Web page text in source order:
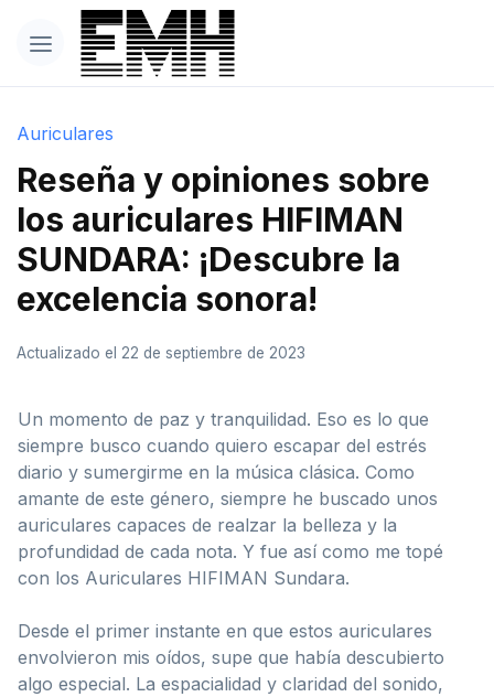
Auriculares
Reseña y opiniones sobre
los auriculares HIFIMAN
SUNDARA: ¡Descubre la
excelencia sonora!
Actualizado el 22 de septiembre de 2023
Un momento de paz y tranquilidad. Eso es lo que
siempre busco cuando quiero escapar del estrés
diario y sumergirme en la música clásica. Como
amante de este género, siempre he buscado unos
auriculares capaces de realzar la belleza y la
profundidad de cada nota. Y fue así como me topé
con los Auriculares HIFIMAN Sundara.
Desde el primer instante en que estos auriculares
envolvieron mis oídos, supe que había descubierto
algo especial. La espacialidad y claridad del sonido,